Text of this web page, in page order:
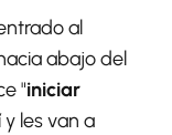
al
abajo del
"iniciar
les van a